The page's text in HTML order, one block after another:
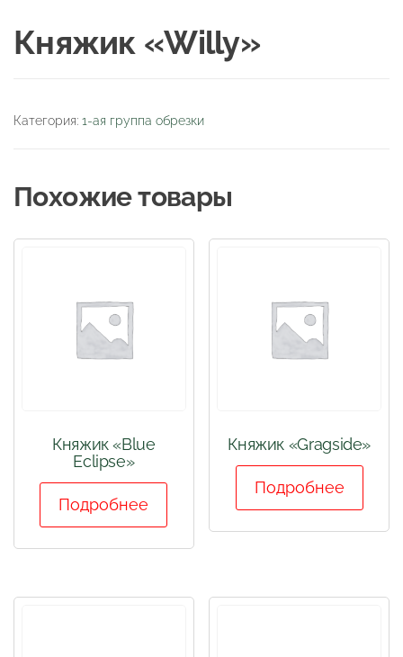
Княжик «Willy»
Категория: 1-ая группа обрезки
Похожие товары
Княжик «Blue
Eclipse»
Подробнее
Княжик «Gragside»
Подробнее